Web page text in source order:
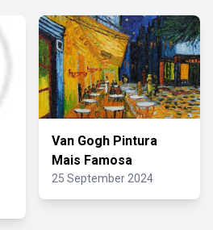
Van Gogh Pintura
Mais Famosa
25 September 2024